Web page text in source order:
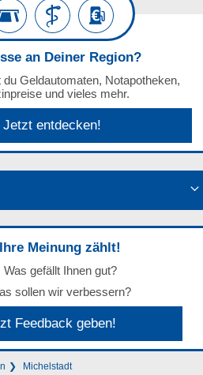
an Deiner Region?
du Geldautomaten, Notapotheken,
und vieles mehr.
Jetzt entdecken!
Ihre Meinung zählt!
Was gefällt Ihnen gut?
sollen wir verbessern?
Feedback geben!
Michelstadt